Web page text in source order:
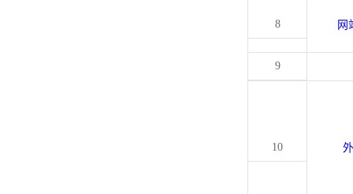
8 网
9
10